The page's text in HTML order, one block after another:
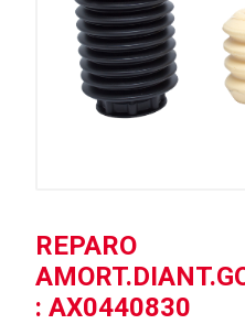
REPARO
: AX0440830